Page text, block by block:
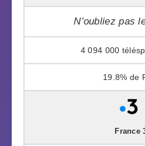
N’oubliez pas
4 094 000
19.8%
France